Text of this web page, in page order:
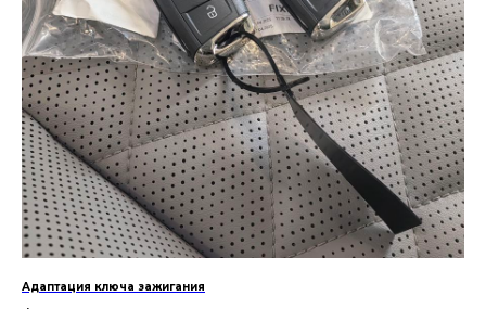
Адаптация ключа зажигания